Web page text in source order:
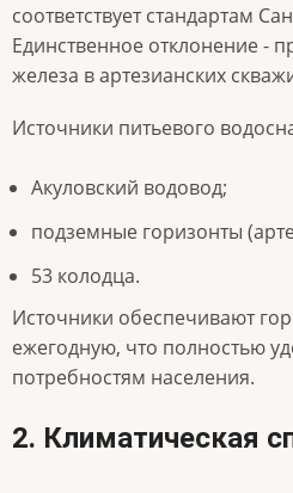
соответствует стандартам
Единственное отклонение -
железа в артезианских
Источники питьевого
Акуловский водовод;
подземные горизонты
53 колодца.
Источники обеспечивают
ежегодную, что полностью
потребностям населения.
2. Климатическая